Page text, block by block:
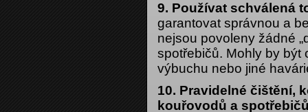
9. Používat schválená
garantovat správnou a
nejsou povoleny žádné
spotřebičů. Mohly by být
výbuchu nebo jiné
10. Pravidelné čištění,
kouřovodů a